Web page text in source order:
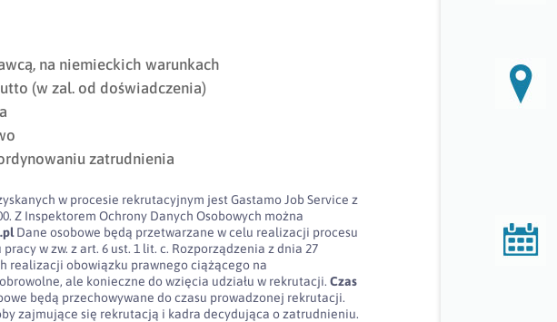
na niemieckich warunkach
(w zal. od doświadczenia)
zatrudnienia
w procesie rekrutacyjnym jest Gastamo Job Service z
Z Inspektorem Ochrony Danych Osobowych można
Dane osobowe będą przetwarzane w celu realizacji procesu
w zw. z art. 6 ust. 1 lit. c. Rozporządzenia z dnia 27
realizacji obowiązku prawnego ciążącego na
ale konieczne do wzięcia udziału w rekrutacji.Czas
będą przechowywane do czasu prowadzonej rekrutacji.
zajmujące się rekrutacją i kadra decydująca o zatrudnieniu.